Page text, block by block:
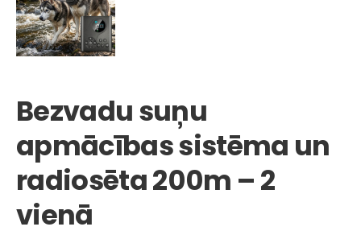
Bezvadu suņu
apmācības sistēma un
radiosēta 200m – 2
vienā